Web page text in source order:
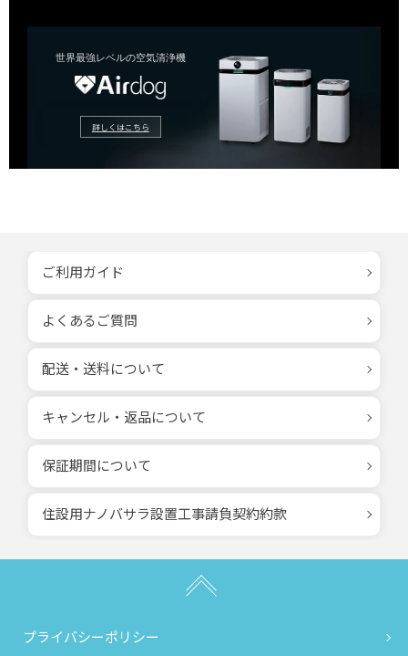
世界最強レベルの空気清浄機
詳しくはこちら
ご利用ガイド
よくあるご質問
配送・送料について
キャンセル・返品について
保証期間について
住設用ナノバサラ設置工事請負契約約款
プライバシーポリシー